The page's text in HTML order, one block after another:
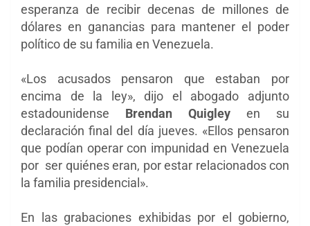
esperanza de recibir decenas de millones de
dólares en ganancias para mantener el poder
político de su familia en Venezuela.
«Los acusados ​​pensaron que estaban por
encima de la ley», dijo el abogado adjunto
estadounidense Brendan Quigley en su
declaración final del día jueves. «Ellos pensaron
que podían operar con impunidad en Venezuela
por ser quiénes eran, por estar relacionados con
la familia presidencial».
En las grabaciones exhibidas por el gobierno,